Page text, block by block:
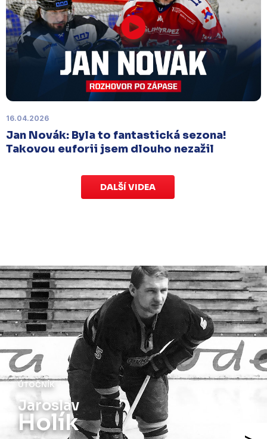
Náhradní termín 15. kola
Úterý 18. listopadu | Utkání 15. kola proti Ústí nad
Labem, které se mělo původně odehrát 15.
listopadu, bylo z důvodu marodky Slovanu
. Kluby se domluvily na náhradním
termínu, Bruslaři se s Ústím nad Labem utkají doma
v Kotlině ve středu 26. listopadu od 18:00.
16.04.2026
Jan Novák: Byla to fantastická sezona!
Takovou euforii jsem dlouho nezažil
DALŠÍ VIDEA
ÚTOČNÍK
Jiří
Holík